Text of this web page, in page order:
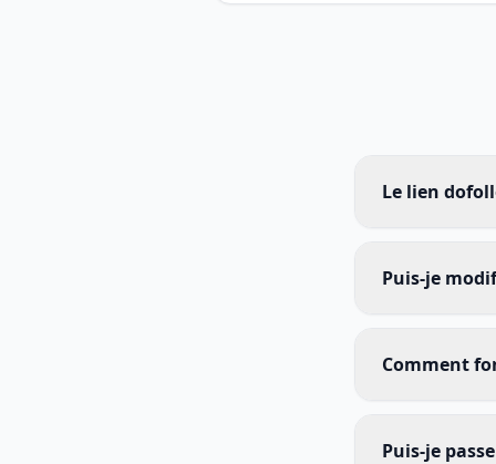
Le lien
Puis-je
Comment
Puis-je